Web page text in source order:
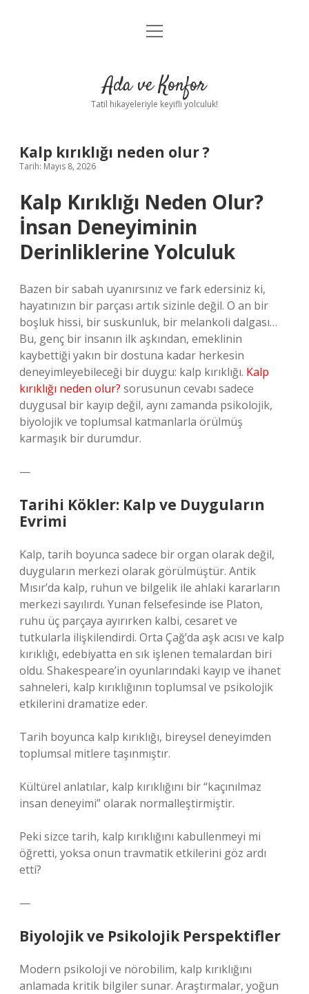
Anasayfa
Yasal Uyarı
menüyü
Ada ve Konfor
Tatil hikayeleriyle keyifli yolculuk!
Kalp kırıklığı neden olur ?
Tarih: Mayıs 8, 2026
Kalp Kırıklığı Neden Olur?
İnsan Deneyiminin
Derinliklerine Yolculuk
Bazen bir sabah uyanırsınız ve fark edersiniz ki,
hayatınızın bir parçası artık sizinle değil. O an bir
boşluk hissi, bir suskunluk, bir melankoli dalgası…
Bu, genç bir insanın ilk aşkından, emeklinin
kaybettiği yakın bir dostuna kadar herkesin
deneyimleyebileceği bir duygu: kalp kırıklığı. Kalp
kırıklığı neden olur? sorusunun cevabı sadece
duygusal bir kayıp değil, aynı zamanda psikolojik,
biyolojik ve toplumsal katmanlarla örülmüş
karmaşık bir durumdur.
—
Tarihi Kökler: Kalp ve Duyguların
Evrimi
Kalp, tarih boyunca sadece bir organ olarak değil,
duyguların merkezi olarak görülmüştür. Antik
Mısır’da kalp, ruhun ve bilgelik ile ahlaki kararların
merkezi sayılırdı. Yunan felsefesinde ise Platon,
ruhu üç parçaya ayırırken kalbi, cesaret ve
tutkularla ilişkilendirdi. Orta Çağ’da aşk acısı ve kalp
kırıklığı, edebiyatta en sık işlenen temalardan biri
oldu. Shakespeare’in oyunlarındaki kayıp ve ihanet
sahneleri, kalp kırıklığının toplumsal ve psikolojik
etkilerini dramatize eder.
Tarih boyunca kalp kırıklığı, bireysel deneyimden
toplumsal mitlere taşınmıştır.
Kültürel anlatılar, kalp kırıklığını bir “kaçınılmaz
insan deneyimi” olarak normalleştirmiştir.
Peki sizce tarih, kalp kırıklığını kabullenmeyi mi
öğretti, yoksa onun travmatik etkilerini göz ardı
etti?
—
Biyolojik ve Psikolojik Perspektifler
Modern psikoloji ve nörobilim, kalp kırıklığını
anlamada kritik bilgiler sunar. Araştırmalar, yoğun